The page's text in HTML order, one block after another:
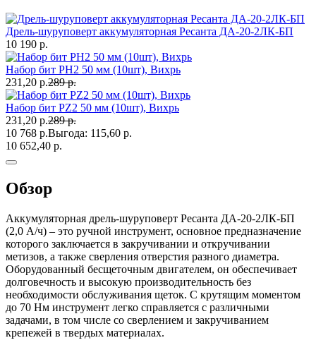
Дрель-шуруповерт аккумуляторная Ресанта ДА-20-2ЛК-БП
10 190 р.
Набор бит PH2 50 мм (10шт), Вихрь
231,20 р.289 р.
Набор бит PZ2 50 мм (10шт), Вихрь
231,20 р.289 р.
10 768 р.Выгода: 115,60 р.
10 652,40 р.
Обзор
Аккумуляторная дрель-шуруповерт Ресанта ДА-20-2ЛК-БП
(2,0 А/ч) – это ручной инструмент, основное предназначение
которого заключается в закручивании и откручивании
метизов, а также сверления отверстия разного диаметра.
Оборудованный бесщеточным двигателем, он обеспечивает
долговечность и высокую производительность без
необходимости обслуживания щеток. С крутящим моментом
до 70 Нм инструмент легко справляется с различными
задачами, в том числе со сверлением и закручиванием
крепежей в твердых материалах.